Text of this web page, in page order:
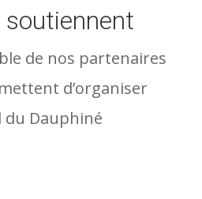
soutiennent
de nos partenaires
d’organiser
du Dauphiné